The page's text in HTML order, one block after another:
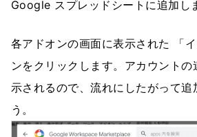
Google スプレッドシートに追加し
各アドオンの画面に表示された 「
ンをクリックします。アカウント
示されるので、流れにしたがって追
う。